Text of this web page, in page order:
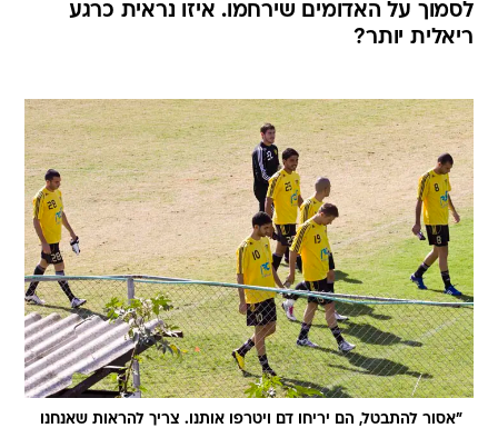
לסמוך על האדומים שירחמו. איזו נראית כרגע
ריאלית יותר?
"אסור להתבטל, הם יריחו דם ויטרפו אותנו. צריך להראות שאנחנו